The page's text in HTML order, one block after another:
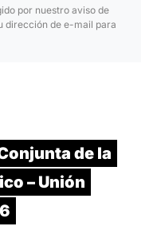
por nuestro aviso de
dirección de e-mail para
de la
– Unión